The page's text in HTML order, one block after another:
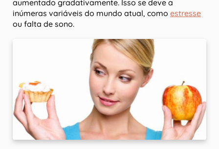
aumentado gradativamente. Isso se deve a
inúmeras variáveis do mundo atual, como estresse
ou falta de sono.